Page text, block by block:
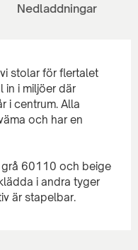
Nedladdningar
stolar för flertalet
in i miljöer där
i centrum. Alla
och har en
grå 60110 och beige
i andra tyger